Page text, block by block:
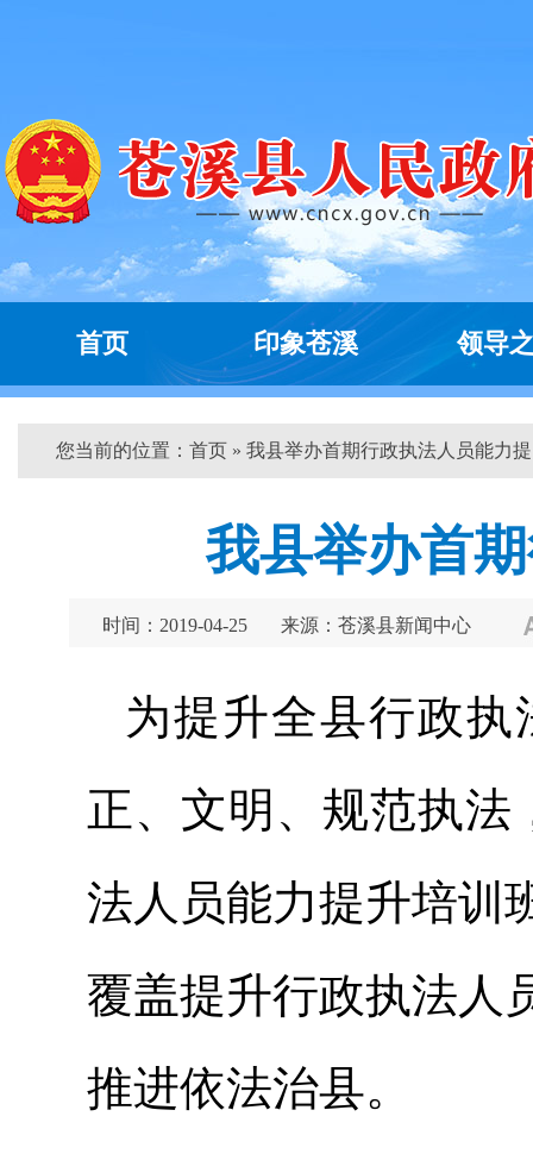
首页 印象苍溪 领导
您当前的位置： 首页 » 我县举办首期行政执法人员能力
我县举办首
时间：2019-04-25 来源：苍溪县新闻中心
为提升全县行政
正、文明、规范执法
法人员能力提升培训
覆盖提升行政执法人
推进依法治县。